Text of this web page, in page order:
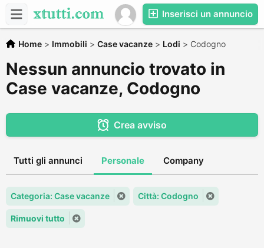
Inserisci un annuncio
Home > Immobili > Case vacanze > Lodi > Codogno
Nessun annuncio trovato in
Case vacanze, Codogno
Crea avviso
Tutti gli annunci Personale Company
Categoria: Case vacanze Città: Codogno
Rimuovi tutto